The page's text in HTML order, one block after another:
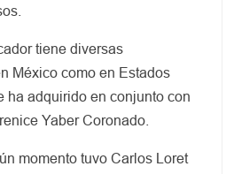
tiene diversas
México como en Estados
ha adquirido en conjunto con
Yaber Coronado.
momento tuvo Carlos Loret